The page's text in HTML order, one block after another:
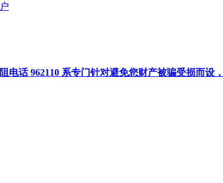
电话 962110 系专门针对避免您财产被骗受损而设